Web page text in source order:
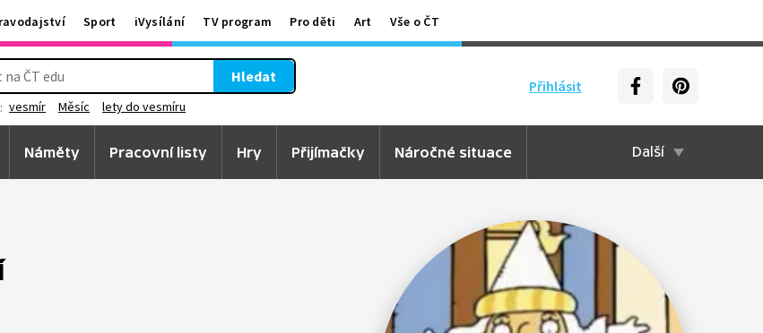
Sport iVysílání TV program Pro děti Art Vše o ČT
Přihlásit
Hledat
vesmír Měsíc lety do vesmíru
Náměty Pracovní listy Hry Přijímačky Náročné situace Další